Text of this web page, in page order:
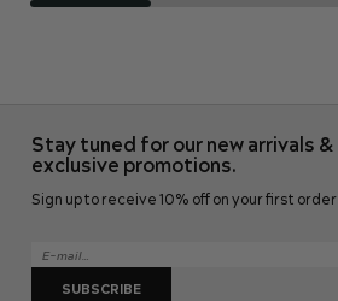
Stay tuned for our new arrivals &
exclusive promotions.
Sign up to receive 10% off on your first order
SUBSCRIBE